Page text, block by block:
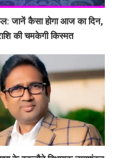
जानें कैसा होगा आज का दिन,
की चमकेगी किस्मत